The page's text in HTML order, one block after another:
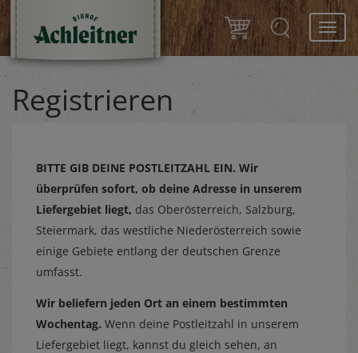
Registrieren
BITTE GIB DEINE POSTLEITZAHL EIN. Wir
überprüfen sofort, ob deine Adresse in unserem
Liefergebiet liegt, das Oberösterreich, Salzburg,
Steiermark, das westliche Niederösterreich sowie
einige Gebiete entlang der deutschen Grenze
umfasst.
Wir beliefern jeden Ort an einem bestimmten
Wochentag. Wenn deine Postleitzahl in unserem
Liefergebiet liegt, kannst du gleich sehen, an